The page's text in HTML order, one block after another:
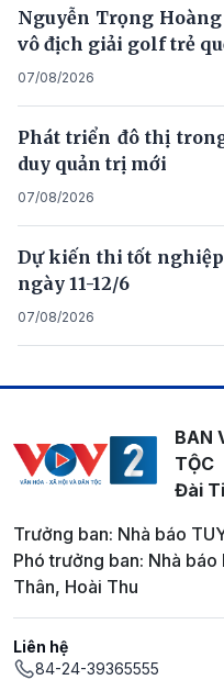
Nguyễn Trọng
vô địch giải golf trẻ
07/08/2026
Phát triển đô thị
duy quản trị mới
07/08/2026
Dự kiến thi tốt
ngày 11-12/6
07/08/2026
BAN
TỘC
Đài
Trưởng ban: Nhà báo
Phó trưởng ban: Nhà
Thân, Hoài Thu
Liên hệ
84-24-39365555